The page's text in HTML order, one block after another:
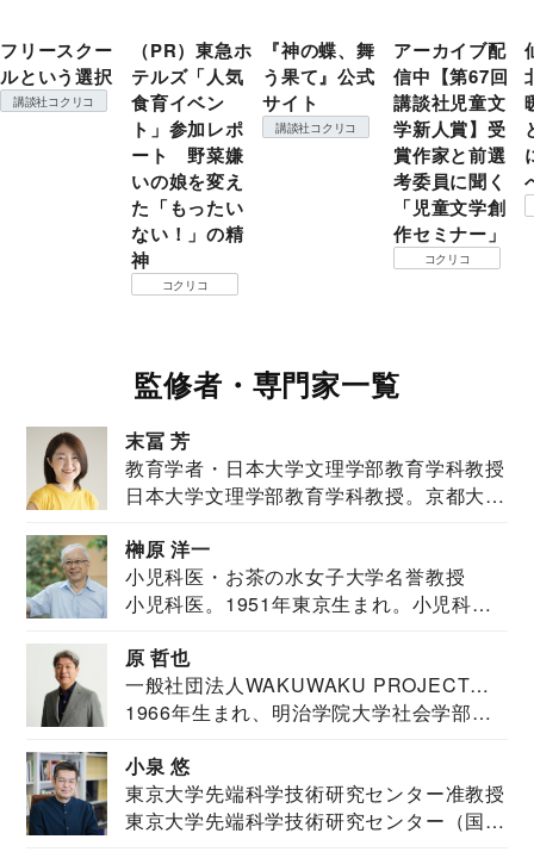
フリースクー
ルという選択
講談社コクリコ
（PR）東急ホ
テルズ「人気
食育イベン
ト」参加レポ
ート 野菜嫌
いの娘を変え
た「もったい
ない！」の精
神
コクリコ
『神の蝶、舞
う果て』公式
サイト
講談社コクリコ
アーカイブ配
信中【第67回
講談社児童文
学新人賞】受
賞作家と前選
考委員に聞く
「児童文学創
作セミナー」
コクリコ
監修者・専門家一覧
末冨 芳
教育学者・日本大学文理学部教育学科教授
日本大学文理学部教育学科教授。京都大学
榊原 洋一
小児科医・お茶の水女子大学名誉教授
小児科医。1951年東京生まれ。小児科
原 哲也
一般社団法人WAKUWAKU PROJECT
JAPAN代表・言語聴覚士・社会福祉士
1966年生まれ、明治学院大学社会学部福
小泉 悠
東京大学先端科学技術研究センター准教授
東京大学先端科学技術研究センター（国際